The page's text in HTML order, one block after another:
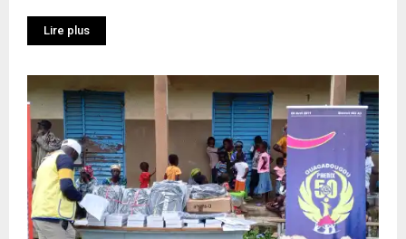
Lire plus